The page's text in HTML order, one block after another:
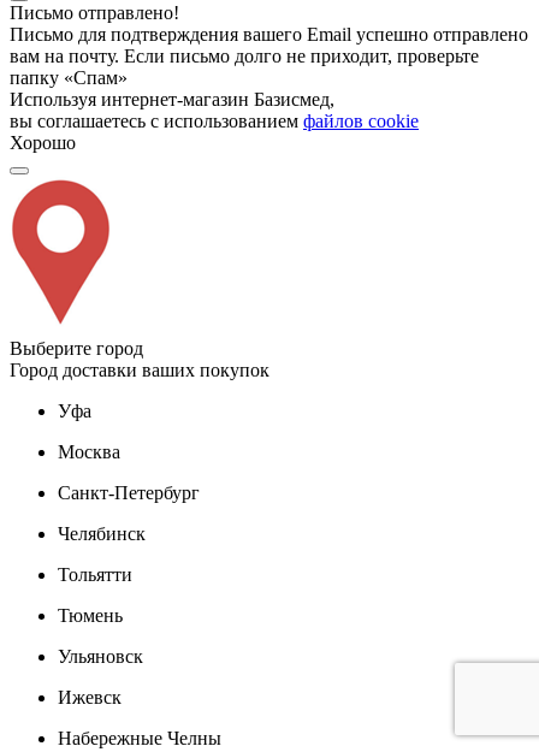
Письмо отправлено!
Письмо для подтверждения вашего Email успешно отправлено
вам на почту. Если письмо долго не приходит, проверьте
папку «Спам»
Используя интернет-магазин Базисмед,
вы соглашаетесь с использованием файлов cookie
Хорошо
Выберите город
Город доставки ваших покупок
Уфа
Москва
Санкт-Петербург
Челябинск
Тольятти
Тюмень
Ульяновск
Ижевск
Набережные Челны